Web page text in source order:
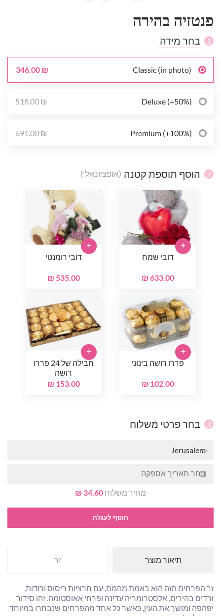
פנטזיה בהירה
1 בחר מידה
Classic (in photo)
346.00 ₪
Deluxe (+50%)
518.00 ₪
Premium (+100%)
691.00 ₪
2 הוסף תוספת קטנה (אופציונאלי)
דובי שמח
633.00 ₪
+
דובי רומנטי
535.00 ₪
+
פררו רושה בינוני
102.00 ₪
+
חבילה של 24 פררו
רושה
153.00 ₪
+
3 בחר פרטי משלוח
Jerusalem
מחיר משלוח 34.60 ₪
הוסף לעגלה
תיאור מוצר זר
זר הפרחים הזה הוא באמת מהמם, עם חרציות ריסוס ורודות,
ורדים בהירים, אלסטרומריה עדינה ופרחי אאוסטומה. זהו סידור
יפהפה ומושך את העין, כאשר כל אחד מהפרחים שנבחרו במיוחד